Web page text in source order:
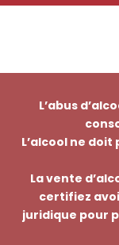
L’abus
L’alcool ne
La vente
certifiez
juridique pour